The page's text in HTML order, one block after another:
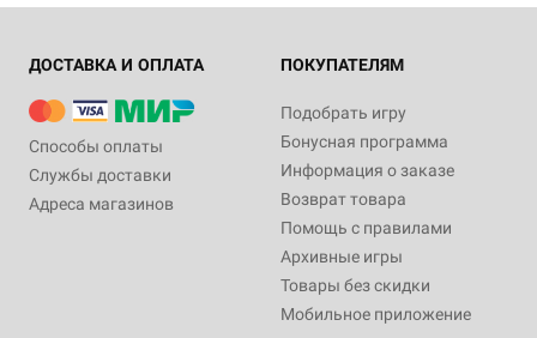
18+ Дополнение 18+
персонажей
750 ₽
Дополнение 18+
ДОСТАВКА И ОПЛАТА
Способы оплаты
Службы доставки
Адреса магазинов
ПОКУПАТЕЛЯМ
Подобрать игру
Бонусная программа
Информация о заказе
Возврат товара
Помощь с правилами
Архивные игры
Товары без скидки
Мобильное приложение